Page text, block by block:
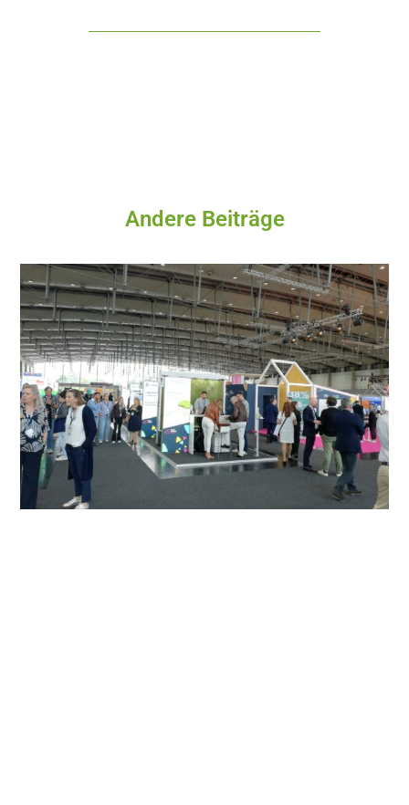
Andere Beiträge